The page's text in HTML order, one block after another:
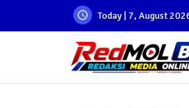
Today | 7, August